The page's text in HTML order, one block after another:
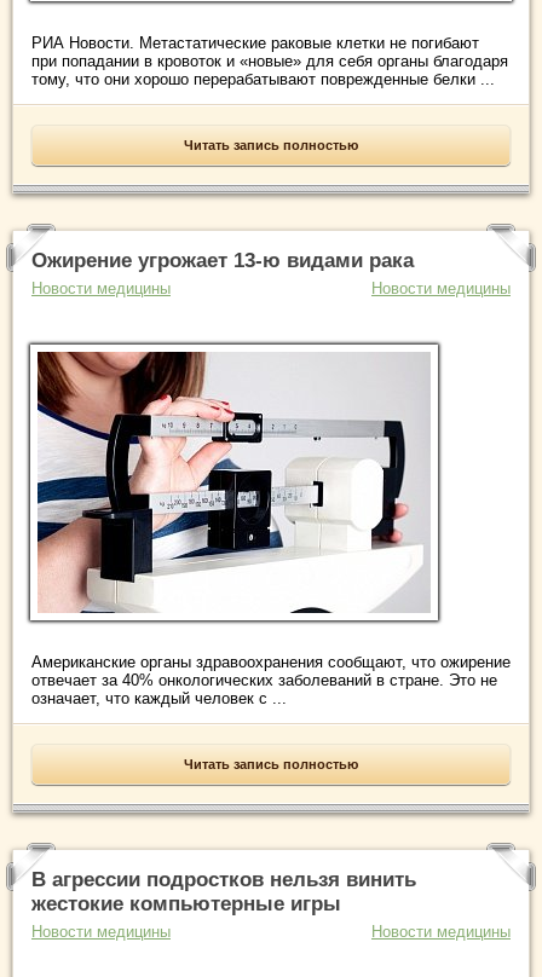
РИА Новости. Метастатические раковые клетки не погибают
при попадании в кровоток и «новые» для себя органы благодаря
тому, что они хорошо перерабатывают поврежденные белки ...
Читать запись полностью
Ожирение угрожает 13-ю видами рака
Новости медицины Новости медицины
Американские органы здравоохранения сообщают, что ожирение
отвечает за 40% онкологических заболеваний в стране. Это не
означает, что каждый человек с ...
Читать запись полностью
В агрессии подростков нельзя винить
жестокие компьютерные игры
Новости медицины Новости медицины